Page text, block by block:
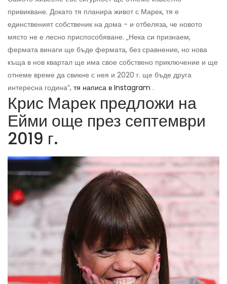
привикване. Докато тя планира живот с Марек, тя е
единственият собственик на дома - и отбеляза, че новото
място не е лесно приспособяване. „Нека си признаем,
фермата винаги ще бъде фермата, без сравнение, но нова
къща в нов квартал ще има свое собствено приключение и ще
отнеме време да свикне с нея и 2020 г. ще бъде друга
интересна година“, тя написа в Instagram .
Крис Марек предложи на
Ейми още през септември
2019 г.